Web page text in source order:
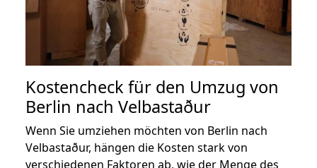
Kostencheck für den Umzug von
Berlin nach Velbastaður
Wenn Sie umziehen möchten von Berlin nach
Velbastaður, hängen die Kosten stark von
verschiedenen Faktoren ab, wie der Menge des